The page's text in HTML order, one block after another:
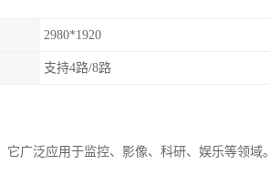
2980*1920
支持4路/8路
广泛应用于监控、影像、科研、娱乐等领域。